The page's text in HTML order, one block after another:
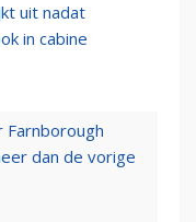
uit nadat
in cabine
dan de vorige